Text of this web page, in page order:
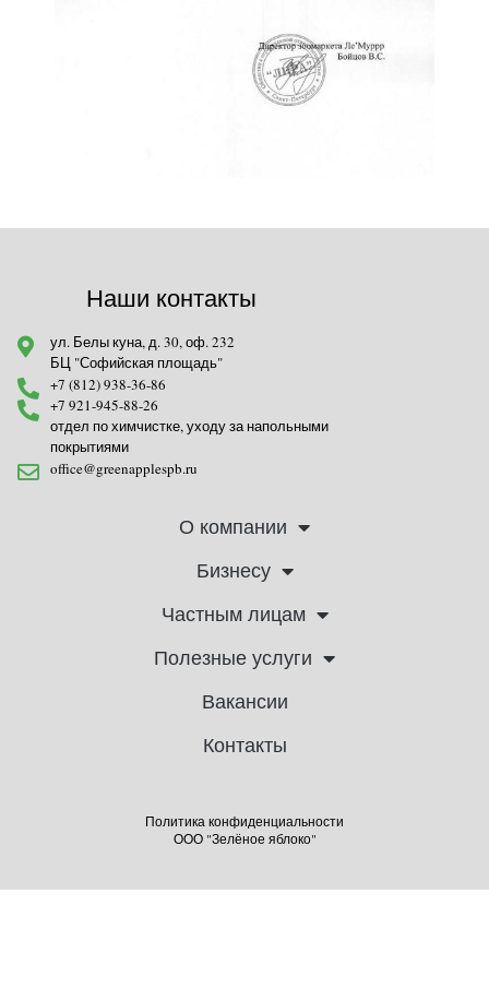
О компании
Бизнесу
Частным лицам
Полезные услуги
Вакансии
Контакты
Наши контакты
ул. Белы куна, д. 30, оф. 232
БЦ "Софийская площадь"
+7 (812) 938-36-86
+7 921-945-88-26
отдел по химчистке, уходу за напольными
покрытиями
office@greenapplespb.ru
Политика конфиденциальности
ООО "Зелёное яблоко"